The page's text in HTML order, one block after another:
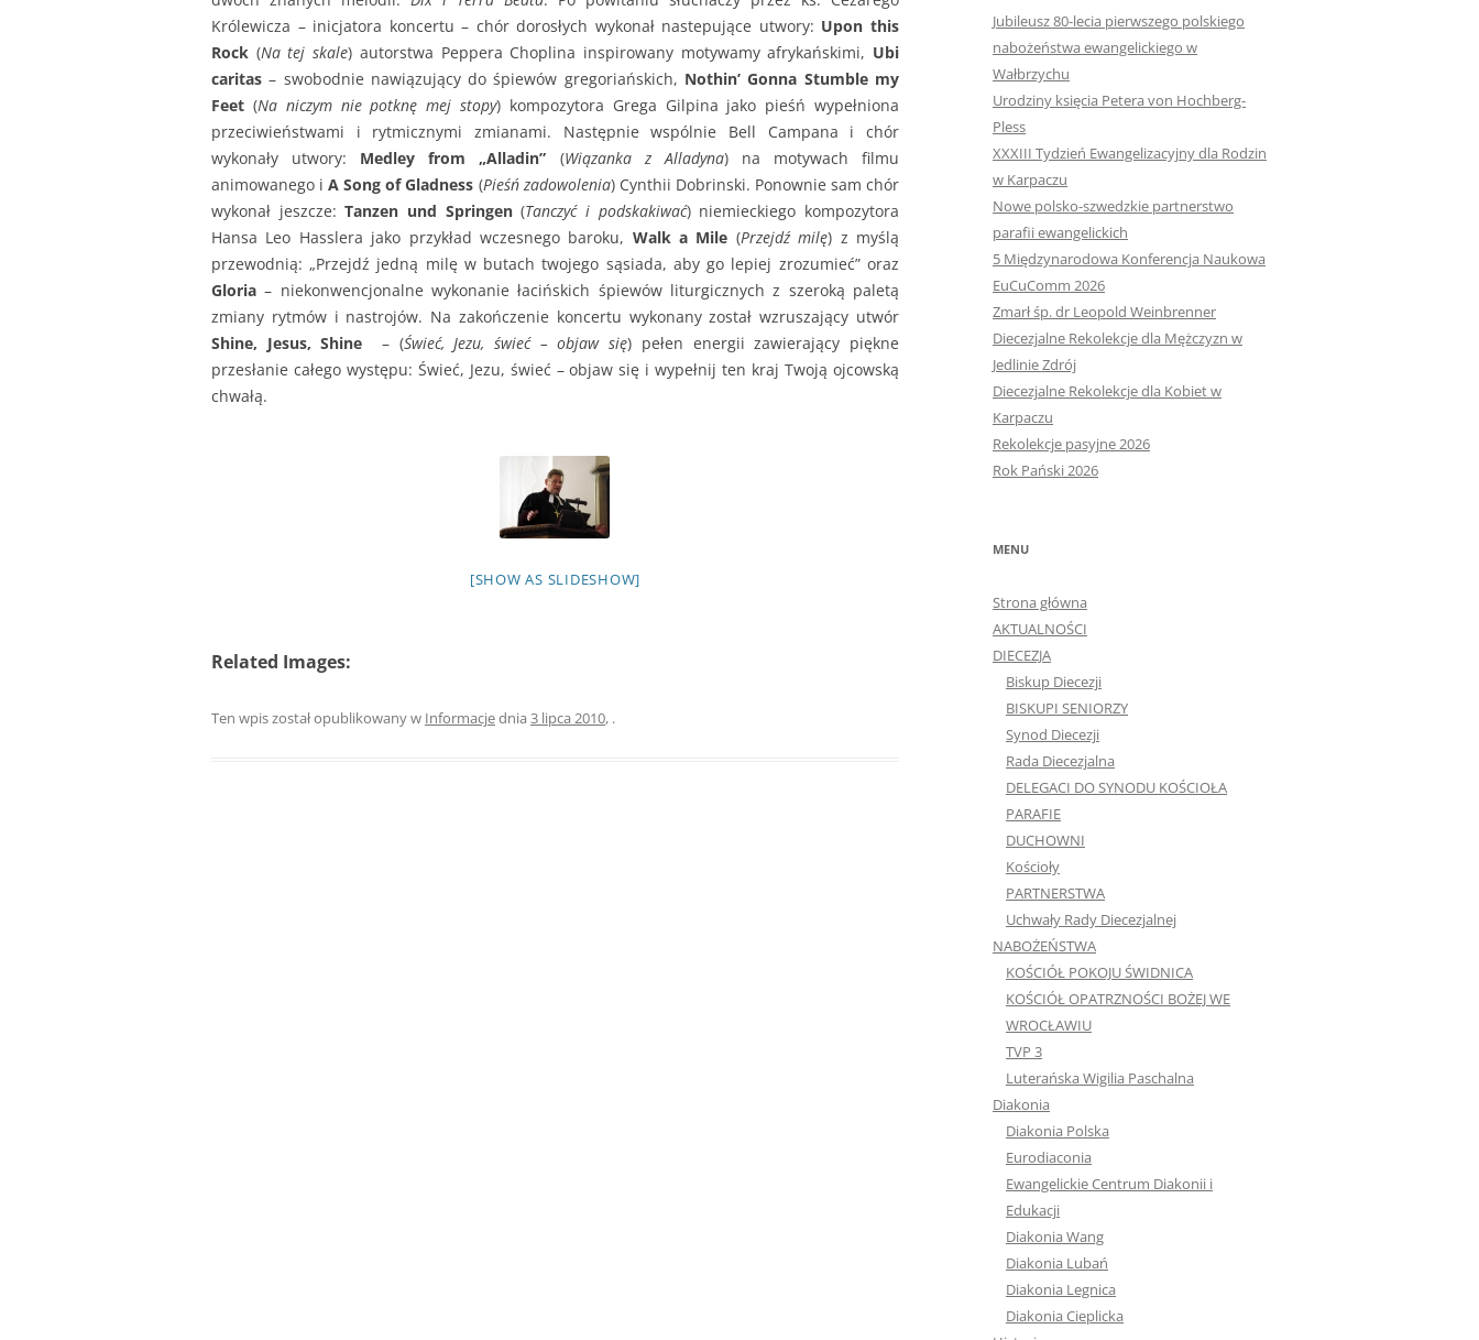
Królewicza – inicjatora koncertu – chór dorosłych wykonał nastepujące utwory: Upon this
Rock (Na tej skale) autorstwa Peppera Choplina inspirowany motywamy afrykańskimi, Ubi
caritas – swobodnie nawiązujący do śpiewów gregoriańskich, Nothin’ Gonna Stumble my
Feet (Na niczym nie potknę mej stopy) kompozytora Grega Gilpina jako pieśń wypełniona
przeciwieństwami i rytmicznymi zmianami. Następnie wspólnie Bell Campana i chór
wykonały utwory: Medley from „Alladin” (Wiązanka z Alladyna) na motywach filmu
animowanego iA Song of Gladness (Pieśń zadowolenia) Cynthii Dobrinski. Ponownie sam chór
wykonał jeszcze:Tanzen und Springen(Tanczyć i podskakiwać) niemieckiego kompozytora
Hansa Leo Hasslera jako przykład wczesnego baroku, Walk a Mile (Przejdź milę) z myślą
przewodnią: „Przejdź jedną milę w butach twojego sąsiada, aby go lepiej zrozumieć” oraz
Gloria – niekonwencjonalne wykonanie łacińskich śpiewów liturgicznych z szeroką paletą
zmiany rytmów i nastrojów. Na zakończenie koncertu wykonany został wzruszający utwór
Shine, Jesus, Shine
– (Świeć, Jezu, świeć – objaw się) pełen energii zawierający piękne
przesłanie całego występu: Świeć, Jezu, świeć – objaw się i wypełnij ten kraj Twoją ojcowską
chwałą.
[SHOW AS SLIDESHOW]
Related Images:
Ten wpis został opublikowany w Informacjednia 3 lipca 2010, .
Jubileusz 80-lecia pierwszego polskiego
nabożeństwa ewangelickiego w
Wałbrzychu
Urodziny księcia Petera von Hochberg-
Pless
XXXIII Tydzień Ewangelizacyjny dla Rodzin
w Karpaczu
Nowe polsko-szwedzkie partnerstwo
parafii ewangelickich
5 Międzynarodowa Konferencja Naukowa
EuCuComm 2026
Zmarł śp. dr Leopold Weinbrenner
Diecezjalne Rekolekcje dla Mężczyzn w
Jedlinie Zdrój
Diecezjalne Rekolekcje dla Kobiet w
Karpaczu
Rekolekcje pasyjne 2026
Rok Pański 2026
MENU
Strona główna
AKTUALNOŚCI
DIECEZJA
Biskup Diecezji
BISKUPI SENIORZY
Synod Diecezji
Rada Diecezjalna
DELEGACI DO SYNODU KOŚCIOŁA
PARAFIE
DUCHOWNI
Kościoły
PARTNERSTWA
Uchwały Rady Diecezjalnej
NABOŻEŃSTWA
KOŚCIÓŁ POKOJU ŚWIDNICA
KOŚCIÓŁ OPATRZNOŚCI BOŻEJ WE
WROCŁAWIU
TVP 3
Luterańska Wigilia Paschalna
Diakonia
Diakonia Polska
Eurodiaconia
Ewangelickie Centrum Diakonii i
Edukacji
Diakonia Wang
Diakonia Lubań
Diakonia Legnica
Diakonia Cieplicka